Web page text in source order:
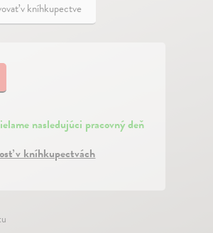
v kníhkupectve
nasledujúci pracovný deň
v kníhkupectvách